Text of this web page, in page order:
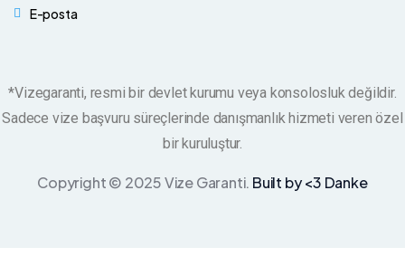
E-posta
*Vizegaranti, resmi bir devlet kurumu veya konsolosluk değildir.
Sadece vize başvuru süreçlerinde danışmanlık hizmeti veren özel
bir kuruluştur.
Copyright © 2025 Vize Garanti. Built by <3 Danke